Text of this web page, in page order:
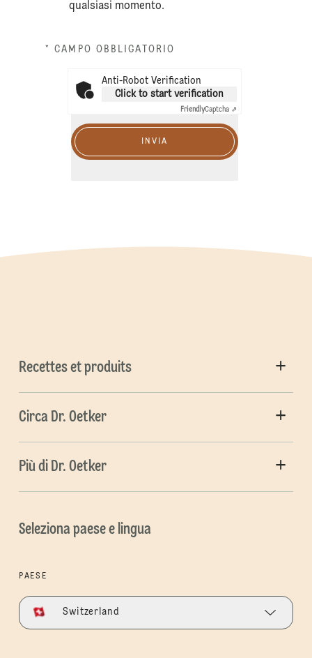
qualsiasi momento.
* CAMPO OBBLIGATORIO
Anti-Robot Verification
Click to start verification
FriendlyCaptcha ⇗
INVIA
Recettes et produits
Circa Dr. Oetker
Più di Dr. Oetker
Seleziona paese e lingua
PAESE
Switzerland